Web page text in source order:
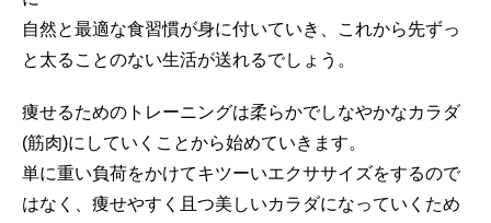
自然と最適な食習慣が身に付いていき、これから先ずっ
と太ることのない生活が送れるでしょう。
痩せるためのトレーニングは柔らかでしなやかなカラダ
(筋肉)にしていくことから始めていきます。
単に重い負荷をかけてキツーいエクササイズをするので
はなく、痩せやすく且つ美しいカラダになっていくため